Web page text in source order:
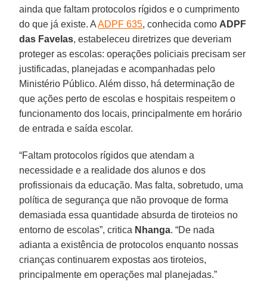
ainda que faltam protocolos rígidos e o cumprimento
do que já existe. AADPF 635, conhecida como ADPF
das Favelas, estabeleceu diretrizes que deveriam
proteger as escolas: operações policiais precisam ser
justificadas, planejadas e acompanhadas pelo
Ministério Público. Além disso, há determinação de
que ações perto de escolas e hospitais respeitem o
funcionamento dos locais, principalmente em horário
de entrada e saída escolar.
“Faltam protocolos rígidos que atendam a
necessidade e a realidade dos alunos e dos
profissionais da educação. Mas falta, sobretudo, uma
política de segurança que não provoque de forma
demasiada essa quantidade absurda de tiroteios no
entorno de escolas”, critica Nhanga. “De nada
adianta a existência de protocolos enquanto nossas
crianças continuarem expostas aos tiroteios,
principalmente em operações mal planejadas.”